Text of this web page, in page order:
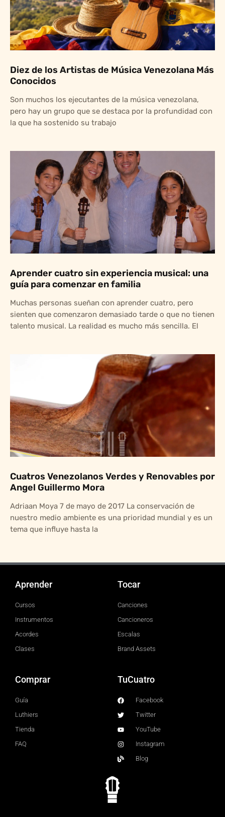
Diez de los Artistas de Música Venezolana Más
Conocidos
Son muchos los ejecutantes de la música venezolana,
pero hay un grupo que se destaca por la profundidad con
la que ha sostenido su trabajo
Aprender cuatro sin experiencia musical: una
guía para comenzar en familia
Muchas personas sueñan con aprender cuatro, pero
sienten que comenzaron demasiado tarde o que no tienen
talento musical. La realidad es mucho más sencilla. El
Cuatros Venezolanos Verdes y Renovables por
Angel Guillermo Mora
Adriaan Moya 7 de mayo de 2017 La conservación de
nuestro medio ambiente es una prioridad mundial y es un
tema que influye hasta la
Aprender
Cursos
Instrumentos
Acordes
Clases
Tocar
Canciones
Cancioneros
Escalas
Brand Assets
Comprar
Guía
Luthiers
Tienda
FAQ
TuCuatro
Facebook
Twitter
YouTube
Instagram
Blog